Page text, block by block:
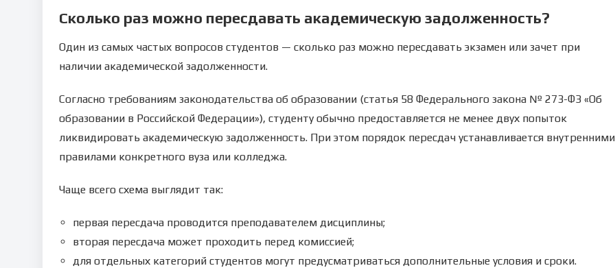
Сколько раз можно пересдавать академическую задолженность?
Один из самых частых вопросов студентов — сколько раз можно пересдавать экзамен или зачет при
наличии академической задолженности.
Согласно требованиям законодательства об образовании (статья 58 Федерального закона № 273-ФЗ «Об
образовании в Российской Федерации»), студенту обычно предоставляется не менее двух попыток
ликвидировать академическую задолженность. При этом порядок пересдач устанавливается внутренними
правилами конкретного вуза или колледжа.
Чаще всего схема выглядит так:
первая пересдача проводится преподавателем дисциплины;
вторая пересдача может проходить перед комиссией;
для отдельных категорий студентов могут предусматриваться дополнительные условия и сроки.